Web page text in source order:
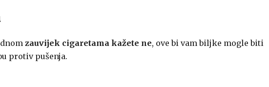
zauvijek cigaretama kažete ne, ove bi vam biljke mogle biti
protiv pušenja.